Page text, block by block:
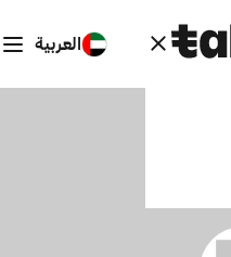
العربية